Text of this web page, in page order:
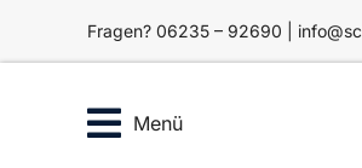
Fragen? 06235 – 92690 |
Menü